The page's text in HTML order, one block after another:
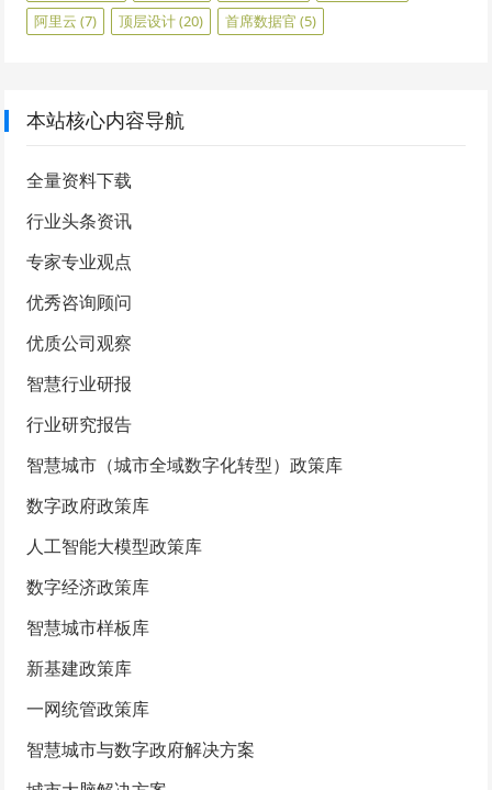
阿里云 (7) 顶层设计(20) 首席数据官 (5)
本站核心内容导航
全量资料下载
行业头条资讯
专家专业观点
优秀咨询顾问
优质公司观察
智慧行业研报
行业研究报告
智慧城市（城市全域数字化转型）政策库
数字政府政策库
人工智能大模型政策库
数字经济政策库
智慧城市样板库
新基建政策库
一网统管政策库
智慧城市与数字政府解决方案